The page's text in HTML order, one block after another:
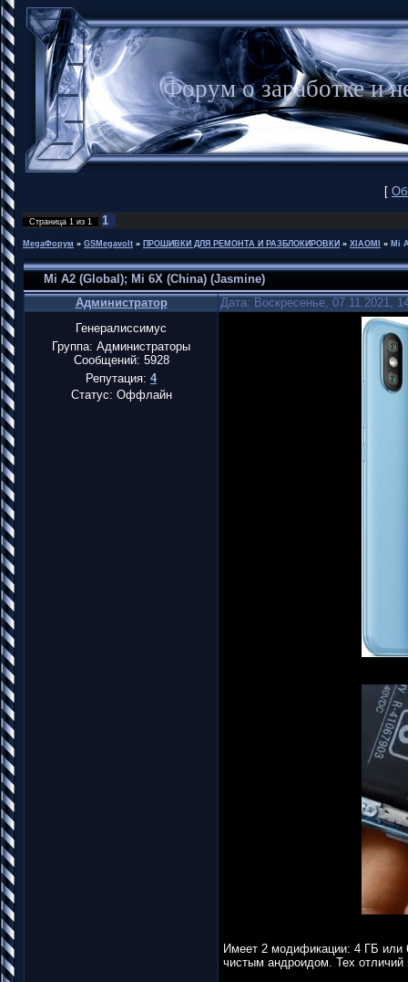
Форум о заработке
[
Страница 1 из 1 1
MegaФорум » GSMegavolt » ПРОШИВКИ ДЛЯ РЕМОНТА И РАЗБЛОКИРОВКИ » XIAOMI » Mi
Mi A2 (Global); Mi 6X (China) (Jasmine)
Администратор
Дата: Воскресенье, 07.11.2021,
Генералиссимус
Группа: Администраторы
Сообщений: 5928
Репутация: 4
Статус: Оффлайн
Имеет 2 модификации: 4 ГБ или
чистым андроидом. Тех